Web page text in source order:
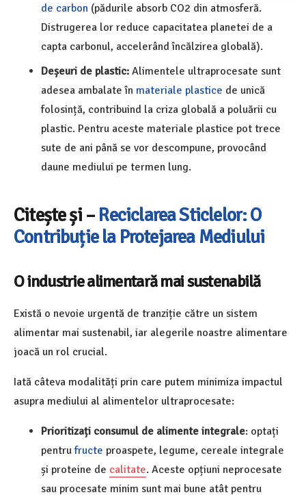
de carbon (pădurile absorb CO2 din atmosferă.
Distrugerea lor reduce capacitatea planetei de a
capta carbonul, accelerând încălzirea globală).
Deșeuri de plastic: Alimentele ultraprocesate sunt
adesea ambalate în materiale plastice de unică
folosință, contribuind la criza globală a poluării cu
plastic. Pentru aceste materiale plastice pot trece
sute de ani până se vor descompune, provocând
daune mediului pe termen lung.
Citește și –Reciclarea Sticlelor: O
Contribuție la Protejarea Mediului
O industrie alimentară mai sustenabilă
Există o nevoie urgentă de tranziție către un sistem
alimentar mai sustenabil, iar alegerile noastre alimentare
joacă un rol crucial.
Iată câteva modalități prin care putem minimiza impactul
asupra mediului al alimentelor ultraprocesate:
Prioritizați consumul de alimente integrale: optați
pentrufructe proaspete, legume, cereale integrale
și proteine ​​de calitate. Aceste opțiuni neprocesate
sau procesate minim sunt mai bune atât pentru